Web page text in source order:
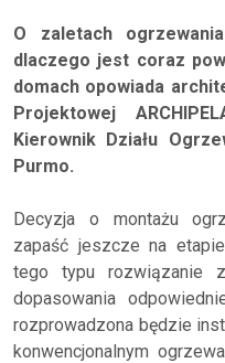
O zaletach
dlaczego jest coraz
domach opowiada
Projektowej
Kierownik Działu
Purmo.
Decyzja o montażu
zapaść jeszcze na
tego typu rozwiązanie
dopasowania
rozprowadzona będzie
konwencjonalnym